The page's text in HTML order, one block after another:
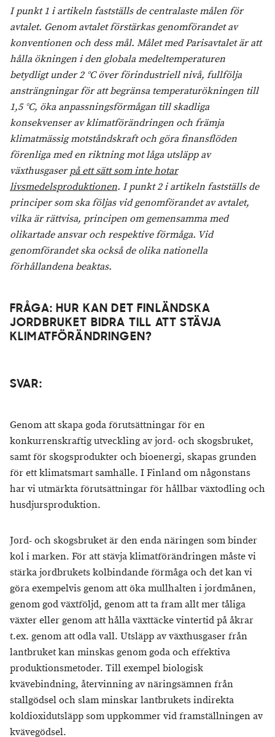
I punkt 1 i artikeln fastställs de centralaste målen för
avtalet. Genom avtalet förstärkas genomförandet av
konventionen och dess mål. Målet med Parisavtalet är att
hålla ökningen i den globala medeltemperaturen
betydligt under 2 °C över förindustriell nivå, fullfölja
ansträngningar för att begränsa temperaturökningen till
1,5 °C, öka anpassningsförmågan till skadliga
konsekvenser av klimatförändringen och främja
klimatmässig motståndskraft och göra finansflöden
förenliga med en riktning mot låga utsläpp av
växthusgaserpå ett sätt som inte hotar
livsmedelsproduktionen. I punkt 2 i artikeln fastställs de
principer som ska följas vid genomförandet av avtalet,
vilka är rättvisa, principen om gemensamma med
olikartade ansvar och respektive förmåga. Vid
genomförandet ska också de olika nationella
förhållandena beaktas.
FRÅGA: HUR KAN DET FINLÄNDSKA
JORDBRUKET BIDRA TILL ATT STÄVJA
KLIMATFÖRÄNDRINGEN?
SVAR:
Genom att skapa goda förutsättningar för en
konkurrenskraftig utveckling av jord- och skogsbruket,
samt för skogsprodukter och bioenergi, skapas grunden
för ett klimatsmart samhälle. I Finland om någonstans
har vi utmärkta förutsättningar för hållbar växtodling och
husdjursproduktion.
Jord- och skogsbruket är den enda näringen som binder
kol i marken. För att stävja klimatförändringen måste vi
stärka jordbrukets kolbindande förmåga och det kan vi
göra exempelvis genom att öka mullhalten i jordmånen,
genom god växtföljd, genom att ta fram allt mer tåliga
växter eller genom att hålla växttäcke vintertid på åkrar
t.ex. genom att odla vall. Utsläpp av växthusgaser från
lantbruket kan minskas genom goda och effektiva
produktionsmetoder. Till exempel biologisk
kvävebindning, återvinning av näringsämnen från
stallgödsel och slam minskar lantbrukets indirekta
koldioxidutsläpp som uppkommer vid framställningen av
kvävegödsel.